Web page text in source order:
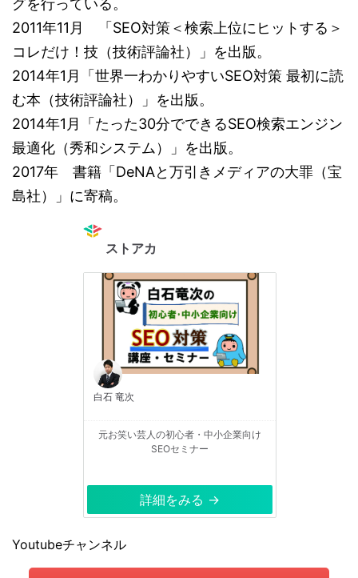
グを行っている。
2011年11月 「SEO対策＜検索上位にヒットする＞
コレだけ！技（技術評論社）」を出版。
2014年1月「世界一わかりやすいSEO対策 最初に読
む本（技術評論社）」を出版。
2014年1月「たった30分でできるSEO検索エンジン
最適化（秀和システム）」を出版。
2017年 書籍「DeNAと万引きメディアの大罪（宝
島社）」に寄稿。
ストアカ
白石 竜次
元お笑い芸人の初心者・中小企業向け
SEOセミナー
詳細をみる →
Youtubeチャンネル